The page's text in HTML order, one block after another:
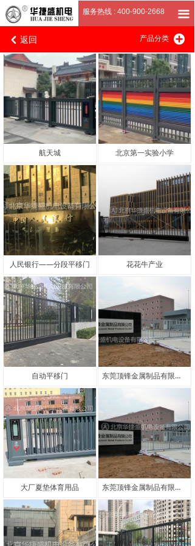
낒 返回 产品分类 끴
服务热线 : 400-900-2668 끀
首页
关于我们
产品展厅
客户案例
招商加盟
联系我们航天城 北京第一实验小学
人民银行——分段平移门 花花牛产业
自动平移门 东莞顶锋金属制品有限公司
大厂夏垫体育用品 东莞顶锋金属制品有限公司